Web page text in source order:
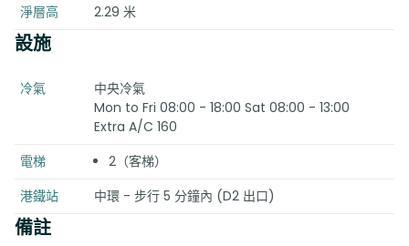
淨層高
2.29 米
設施
冷氣
中央冷氣
Mon to Fri 08:00 - 18:00 Sat 08:00 - 13:00
Extra A/C 160
電梯
2（客梯）
港鐵站
中環 - 步行 5 分鐘內 (D2 出口)
備註